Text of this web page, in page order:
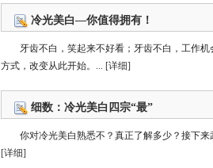
冷光美白—你值得拥有！
牙齿不白，笑起来不好看；牙齿不白，工作
方式，改变从此开始。... [详细]
细数：冷光美白四宗“最”
你对冷光美白熟悉不？真正了解多少？接下
[详细]